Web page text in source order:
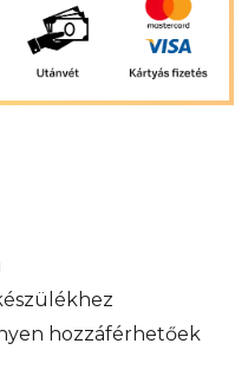
hozzáférhetőek